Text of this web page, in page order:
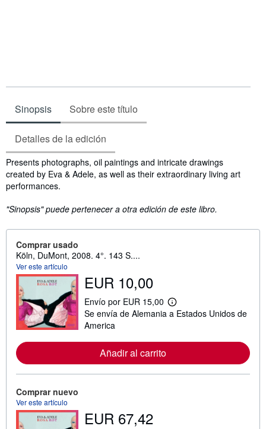
Sinopsis Sobre este título
Detalles de la edición
Sinopsis
Presents photographs, oil paintings and intricate drawings
created by Eva & Adele, as well as their extraordinary living art
performances.
"Sinopsis" puede pertenecer a otra edición de este libro.
Comprar usado
Köln, DuMont, 2008. 4°. 143 S....
Ver este artículo
EUR 10,00
Envío por EUR 15,00
M
á
n
m
Se envía de Alemania a Estados Unidos de
America
Añadir al carrito
Comprar nuevo
Ver este artículo
EUR 67,42